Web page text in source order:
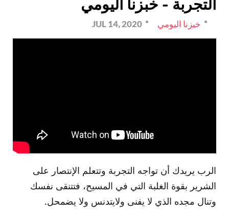
التجربة - خبزنا اليومي
خبزنا اليومي JUL 14, 2020
الرب يريدك أن تواجه التجربة وتتعلم الإنتصار على
الشرير بقوة الغلبة التي في المسيح، فتتنقى نفسك
وتنال مجده الذي لا يفنى ولايتدنس ولا يضمحل.